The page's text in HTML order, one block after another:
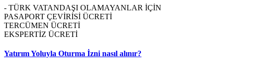
- TÜRK VATANDAŞI OLAMAYANLAR İÇİN
PASAPORT ÇEVİRİSİ ÜCRETİ
TERCÜMEN ÜCRETİ
EKSPERTİZ ÜCRETİ
Yatırım Yoluyla Oturma İzni nasıl alınır?